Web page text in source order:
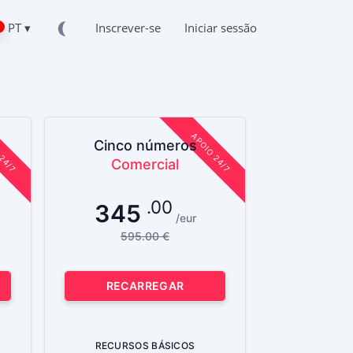
PT ▾ Inscrever-se Iniciar sessão
7 APOIO 24/7
Cinco números
Comercial
345 .00
/eur
595.00 €
RECARREGAR
RECURSOS BÁSICOS